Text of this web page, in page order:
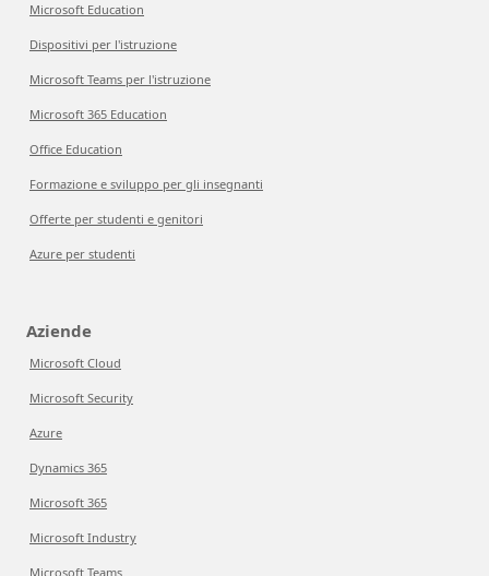
Microsoft Education
Dispositivi per l'istruzione
Microsoft Teams per l'istruzione
Microsoft 365 Education
Office Education
Formazione e sviluppo per gli insegnanti
Offerte per studenti e genitori
Azure per studenti
Aziende
Microsoft Cloud
Microsoft Security
Azure
Dynamics 365
Microsoft 365
Microsoft Industry
Microsoft Teams